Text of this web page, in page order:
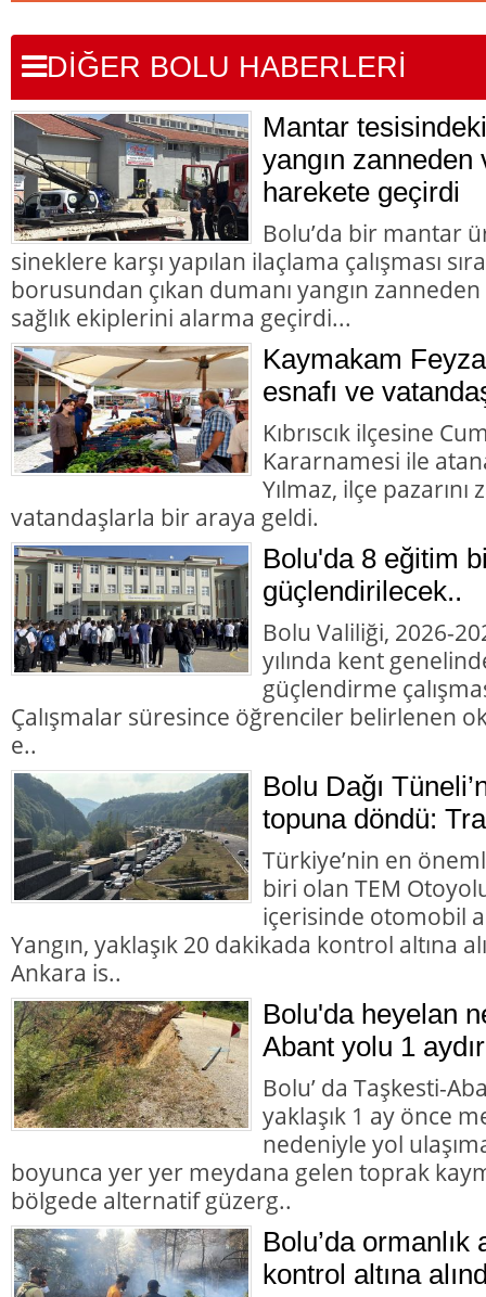
DİĞER BOLU HABERLERİ
Mantar
yangın
harekete geçirdi
Bolu’da bir mantar
sineklere karşı yapılan ilaçlama çalışması
borusundan çıkan dumanı yangın
sağlık ekiplerini alarma geçirdi...
Kaymakam
esnafı ve
Kıbrıscık ilçesine
Kararnamesi ile
Yılmaz, ilçe
vatandaşlarla bir araya geldi.
Bolu'da 8 eğitim
güçlendirilecek..
Bolu Valiliği, 2026-
yılında kent
güçlendirme
Çalışmalar süresince öğrenciler belirlenen
e..
Bolu Dağı
topuna döndü:
Türkiye’nin en
biri olan TEM
içerisinde otomobil
Yangın, yaklaşık 20 dakikada kontrol altına
Ankara is..
Bolu'da heyelan
Abant yolu 1
Bolu’ da Taşkesti-
yaklaşık 1 ay önce
nedeniyle yol
boyunca yer yer meydana gelen toprak
bölgede alternatif güzerg..
Bolu’da ormanlık
kontrol altına